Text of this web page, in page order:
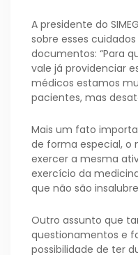
A presidente do
sobre esses
documentos: “Para
vale já providenciar
médicos estamos
pacientes, mas
Mais um fato
de forma especial, o
exercer a mesma
exercício da
que não são
Outro assunto que
questionamentos e
possibilidade de ter